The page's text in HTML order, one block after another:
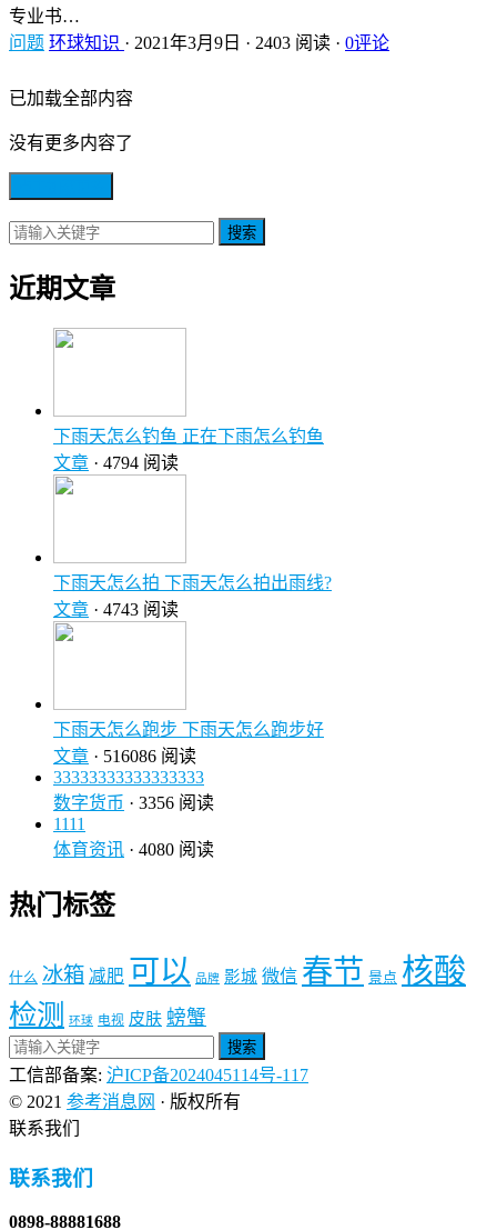
专业书…
问题 环球知识 · 2021年3月9日 · 2403 阅读 · 0评论
已加载全部内容
没有更多内容了
搜索
近期文章
下雨天怎么钓鱼 正在下雨怎么钓鱼
文章 · 4794 阅读
下雨天怎么拍 下雨天怎么拍出雨线?
文章 · 4743 阅读
下雨天怎么跑步 下雨天怎么跑步好
文章 · 516086 阅读
33333333333333333
数字货币 · 3356 阅读
1111
体育资讯 · 4080 阅读
热门标签
什么 冰箱 减肥 可以 品牌 影城 微信 春节 景点 核酸
检测 环球 电视 皮肤 螃蟹
搜索
工信部备案: 沪ICP备2024045114号-117
© 2021 参考消息网 · 版权所有
联系我们
联系我们
0898-88881688